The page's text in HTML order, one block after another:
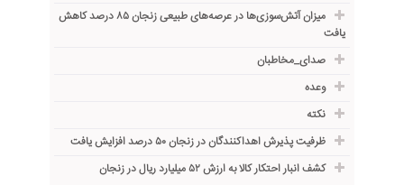
میزان آتش‌سوزی‌ها در عرصه‌های طبیعی زنجان ۸۵ درصد کاهش
یافت
صدای_مخاطبان
وعده
نکته
ظرفیت پذیرش اهداکنندگان در زنجان ۵۰ درصد افزایش یافت
کشف انبار احتکار کالا به ارزش ۵۲ میلیارد ریال در زنجان